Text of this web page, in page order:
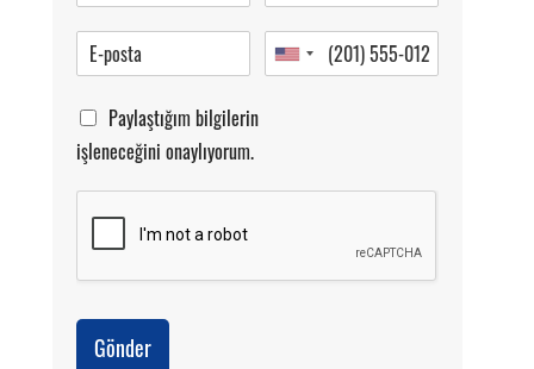
Paylaştığım bilgilerin
işleneceğini onaylıyorum.
Gönder